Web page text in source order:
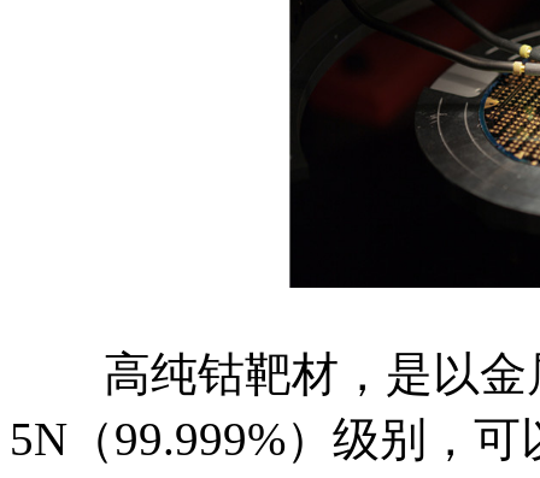
高纯钴靶材，是以金
5N（99.999%）级别，